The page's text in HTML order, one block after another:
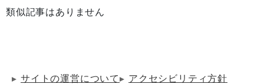
類似記事はありません
サイトの運営について
アクセシビリティ方針